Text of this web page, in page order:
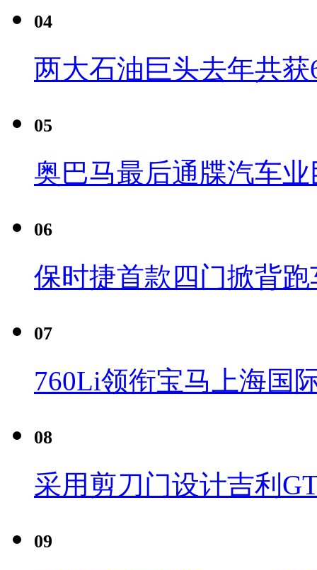
04
两大石油巨头去年共获
05
奥巴马最后通牒汽车业
06
保时捷首款四门掀背跑
07
760Li领衔宝马上海国
08
采用剪刀门设计吉利
09